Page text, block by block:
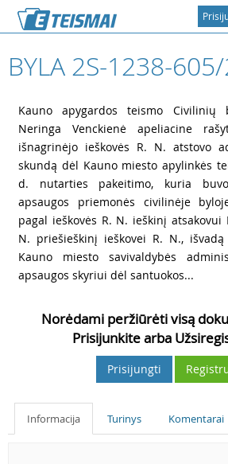
BYLA 2S-1238-
Kauno apygardos teismo Civilinių
Neringa Venckienė apeliacine
išnagrinėjo ieškovės R. N. atstovo
skundą dėl Kauno miesto apylinkės
d. nutarties pakeitimo, kuria
apsaugos priemonės civilinėje
pagal ieškovės R. N. ieškinį
N. priešieškinį ieškovei R. N.,
Kauno miesto savivaldybės
apsaugos skyriui dėl santuokos...
Norėdami peržiūrėti visą
Prisijunkite arba
Prisijungti
Informacija Turinys Komentarai